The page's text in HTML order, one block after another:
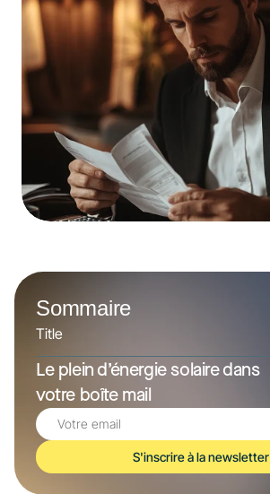
Sommaire
Title
Le plein d’énergie solaire dans
votre boîte mail
S'inscrire à la newsletter